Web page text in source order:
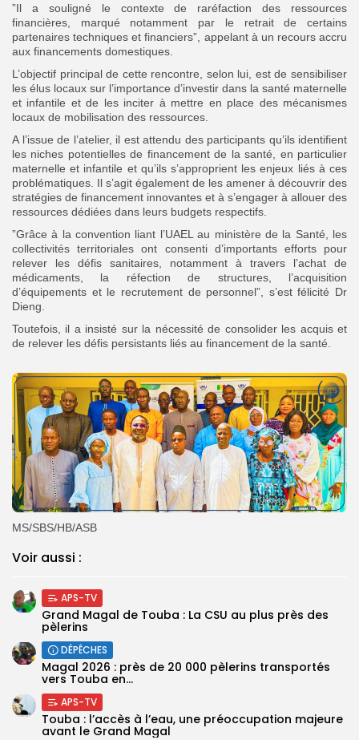
‎”‎Il a souligné le contexte de raréfaction des ressources
financières, marqué notamment par le retrait de certains
partenaires techniques et financiers”, appelant à un recours accru
aux financements domestiques.
‎‎L’objectif principal de cette rencontre, selon lui, est de sensibiliser
les élus locaux sur l’importance d’investir dans la santé maternelle
et infantile et de les inciter à mettre en place des mécanismes
locaux de mobilisation des ressources.
‎A l’issue de l’atelier, il est attendu des participants qu’ils identifient
les niches potentielles de financement de la santé, en particulier
maternelle et infantile et qu’ils s’approprient les enjeux liés à ces
problématiques. Il s’agit également de les amener à découvrir des
stratégies de financement innovantes et à s’engager à allouer des
ressources dédiées dans leurs budgets respectifs.
‎”Grâce à la convention liant l’UAEL au ministère de la Santé, les
collectivités territoriales ont consenti d’importants efforts pour
relever les défis sanitaires, notamment à travers l’achat de
médicaments, la réfection de structures, l’acquisition
d’équipements et le recrutement de personnel”, s’est félicité Dr
Dieng.
Toutefois, il a insisté sur la nécessité de consolider les acquis et
de relever les défis persistants liés au financement de la santé.
‎MS/SBS/HB/ASB
Voir aussi :
APS-TV
Grand Magal de Touba : La CSU au plus près des
pèlerins
DÉPÊCHES
Magal 2026 : près de 20 000 pèlerins transportés
vers Touba en...
APS-TV
Touba : l’accès à l’eau, une préoccupation majeure
avant le Grand Magal